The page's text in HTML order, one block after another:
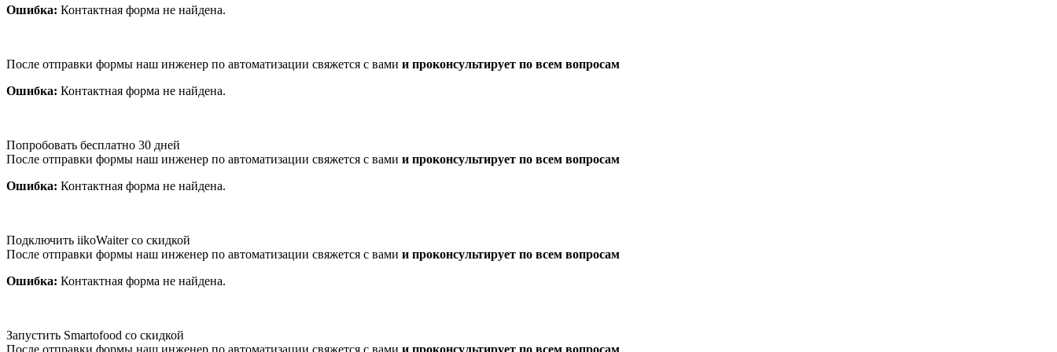
Ошибка: Контактная форма не найдена.
После отправки формы наш инженер по автоматизации свяжется с вами и проконсультирует по всем вопросам
Ошибка: Контактная форма не найдена.
Попробовать бесплатно 30 дней
После отправки формы наш инженер по автоматизации свяжется с вами и проконсультирует по всем вопросам
Ошибка: Контактная форма не найдена.
Подключить iikoWaiter со скидкой
После отправки формы наш инженер по автоматизации свяжется с вами и проконсультирует по всем вопросам
Ошибка: Контактная форма не найдена.
Запустить Smartofood со скидкой
После отправки формы наш инженер по автоматизации свяжется с вами и проконсультирует по всем вопросам